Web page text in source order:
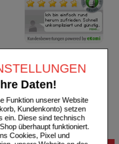
Daten!
Funktion unserer Website
Kundenkonto) setzen
ein. Diese sind technisch
überhaupt funktioniert.
Cookies, Pixel und